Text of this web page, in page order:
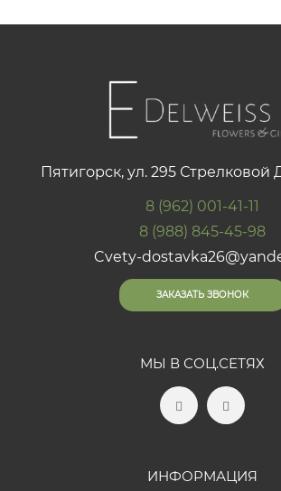
Пятигорск, ул. 295 Стрелковой
8 (962) 001-41-11
8 (988) 845-45-98
Cvety-
ЗАКАЗАТЬ ЗВОНОК
МЫ В СОЦ.СЕТЯХ
ИНФОРМАЦИЯ